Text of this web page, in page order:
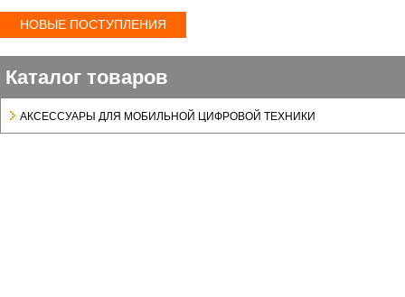
НОВЫЕ ПОСТУПЛЕНИЯ
Каталог товаров
АКСЕСCУАРЫ ДЛЯ МОБИЛЬНОЙ ЦИФРОВОЙ ТЕХНИКИ